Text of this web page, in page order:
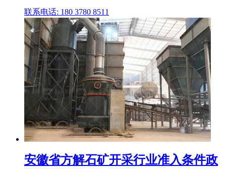
联系电话: 180 3780 8511
安徽省方解石矿开采行业准入条件政